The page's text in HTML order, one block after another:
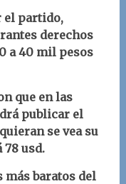
el partido,
derechos
a 40 mil pesos
que en las
publicar el
se vea su
78 usd.
más baratos del